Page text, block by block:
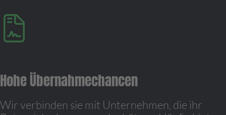
Hohe Übernahmechancen
Wir verbinden sie mit Unternehmen, die ihr